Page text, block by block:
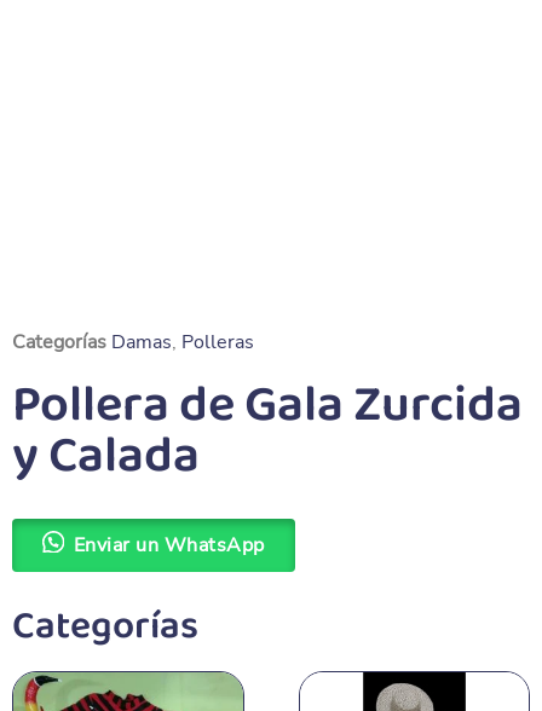
Categorías Damas, Polleras
Pollera de Gala Zurcida
y Calada
Enviar un WhatsApp
Categorías